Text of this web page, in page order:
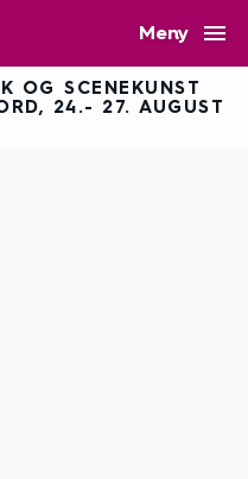
Meny 
OG SCENEKUNST
24.- 27. AUGUST